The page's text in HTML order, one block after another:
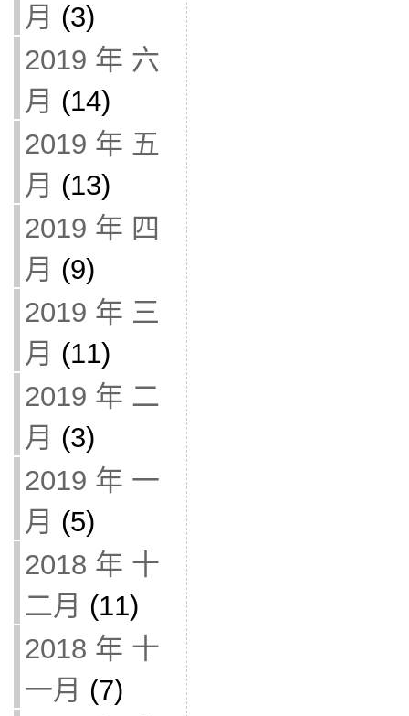
月 (3)
2019 年 六
月 (14)
2019 年 五
月 (13)
2019 年 四
月 (9)
2019 年 三
月 (11)
2019 年 二
月 (3)
2019 年 一
月 (5)
2018 年 十
二月 (11)
2018 年 十
一月 (7)